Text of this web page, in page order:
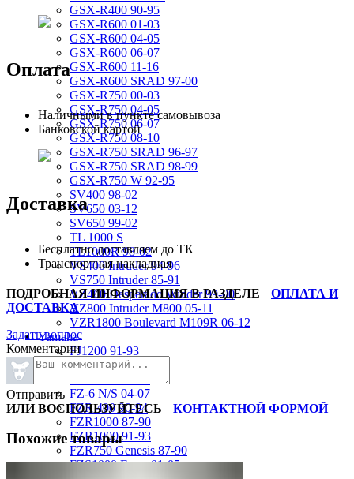
GSX-R400 90-95
GSX-R600 01-03
GSX-R600 04-05
GSX-R600 06-07
GSX-R600 11-16
GSX-R600 SRAD 97-00
GSX-R750 00-03
GSX-R750 04-05
GSX-R750 06-07
GSX-R750 08-10
GSX-R750 SRAD 96-97
GSX-R750 SRAD 98-99
GSX-R750 W 92-95
SV400 98-02
SV650 03-12
SV650 99-02
TL 1000 S
TL1000R 98-02
VS400 Intruder 94-96
VS750 Intruder 85-91
VZ400 Desperado Winder 99-00
VZ800 Intruder M800 05-11
VZR1800 Boulevard M109R 06-12
Yamaha
FJ1200 91-93
FJR1300 06-12
FZ-6 N/S 04-07
FZR 400 90-94
FZR1000 87-90
FZR1000 91-93
FZR750 Genesis 87-90
FZS1000 Fazer 01-05
Оплата
Наличными в пункте самовывоза
Банковской картой
Доставка
Бесплатно доставляем до ТК
Транспортная накладная
ПОДРОБНАЯ ИНФОРМАЦИЯ В РАЗДЕЛЕ
ОПЛАТА И
ДОСТАВКА
Задать вопрос
Комментарии
Отправить
ИЛИ ВОСПОЛЬЗУЙТЕСЬ
КОНТАКТНОЙ ФОРМОЙ
Похожие товары